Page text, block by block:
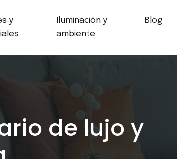
y
Iluminación y
ambiente
Blog
de lujo y